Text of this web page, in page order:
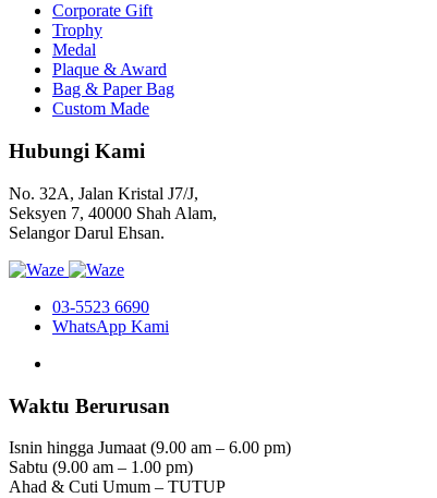
Corporate Gift
Trophy
Medal
Plaque & Award
Bag & Paper Bag
Custom Made
Hubungi Kami
No. 32A, Jalan Kristal J7/J,
Seksyen 7, 40000 Shah Alam,
Selangor Darul Ehsan.
03-5523 6690
WhatsApp Kami
Waktu Berurusan
Isnin hingga Jumaat (9.00 am – 6.00 pm)
Sabtu (9.00 am – 1.00 pm)
Ahad & Cuti Umum – TUTUP